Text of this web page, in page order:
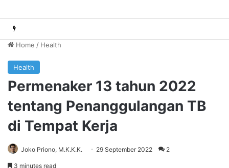
Home / Health
Health
Permenaker 13 tahun 2022
tentang Penanggulangan TB
di Tempat Kerja
Joko Priono, M.K.K.K. 29 September 2022 2
3 minutes read